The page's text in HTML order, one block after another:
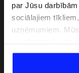
par Jūsu
sociālajiem
uzņēmumiem.
datiem, ko viņi
Jūsu atļauju, mēs